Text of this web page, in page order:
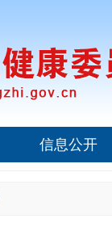
信息公开